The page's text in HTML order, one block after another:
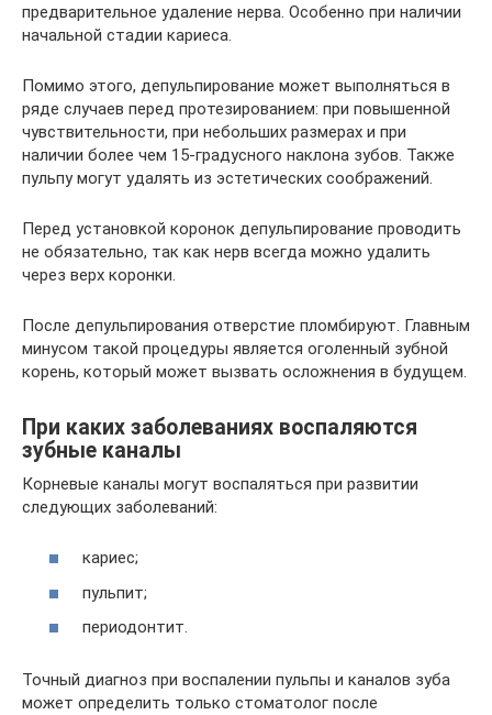
предварительное удаление нерва. Особенно при наличии
начальной стадии кариеса.
Помимо этого, депульпирование может выполняться в
ряде случаев перед протезированием: при повышенной
чувствительности, при небольших размерах и при
наличии более чем 15-градусного наклона зубов. Также
пульпу могут удалять из эстетических соображений.
Перед установкой коронок депульпирование проводить
не обязательно, так как нерв всегда можно удалить
через верх коронки.
После депульпирования отверстие пломбируют. Главным
минусом такой процедуры является оголенный зубной
корень, который может вызвать осложнения в будущем.
При каких заболеваниях воспаляются
зубные каналы
Корневые каналы могут воспаляться при развитии
следующих заболеваний:
кариес;
пульпит;
периодонтит.
Точный диагноз при воспалении пульпы и каналов зуба
может определить только стоматолог после